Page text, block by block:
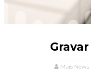
Mais News